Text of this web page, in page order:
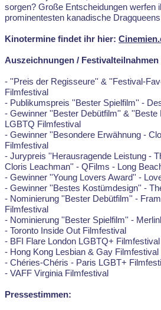
sorgen? Große Entscheidungen werfen
prominentesten kanadische
Kinotermine findet ihr hier:
Auszeichnungen /
- ''Preis der Regisseure'' & ''Festival-
Filmfestival
- Publikumspreis ''Bester Spielfilm'' -
- Gewinner ''Bester Debütfilm'' &
LGBTQ Filmfestival
- Gewinner ''Besondere Erwähnung -
Filmfestival
- Jurypreis ''Herausragende Leistung -
Cloris Leachman'' - QFilms - Long
- Gewinner ''Young Lovers Award'' -
- Gewinner ''Bestes Kostümdesign'' -
- Nominierung ''Bester Debütfilm'' -
Filmfestival
- Nominierung ''Bester Spielfilm'' -
- Toronto Inside Out Filmfestival
- BFI Flare London LGBTQ+ Filmfestival
- Hong Kong Lesbian & Gay Filmfestival
- Chéries-Chéris - Paris LGBT+
- VAFF Virginia Filmfestival
Pressestimmen: